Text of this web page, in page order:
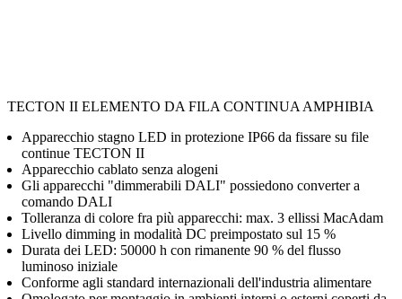
TECTON II ELEMENTO DA FILA CONTINUA AMPHIBIA
Apparecchio stagno LED in protezione IP66 da fissare su file
continue TECTON II
Apparecchio cablato senza alogeni
Gli apparecchi "dimmerabili DALI" possiedono converter a
comando DALI
Tolleranza di colore fra più apparecchi: max. 3 ellissi MacAdam
Livello dimming in modalità DC preimpostato sul 15 %
Durata dei LED: 50000 h con rimanente 90 % del flusso
luminoso iniziale
Conforme agli standard internazionali dell'industria alimentare